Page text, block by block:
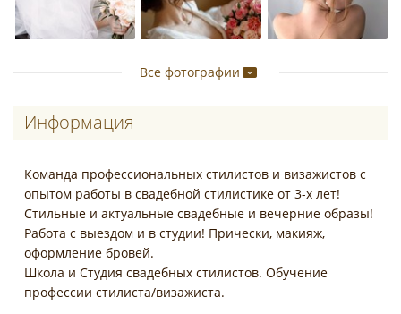
Информация
Команда профессиональных стилистов и визажистов с
опытом работы в свадебной стилистике от 3-х лет!
Стильные и актуальные свадебные и вечерние образы!
Работа с выездом и в студии! Прически, макияж,
оформление бровей.
Школа и Студия свадебных стилистов. Обучение
профессии стилиста/визажиста.
Все фотографии